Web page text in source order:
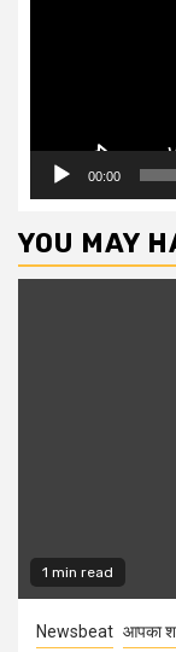
00:00
YOU MAY
1 min read
Newsbeat आपका